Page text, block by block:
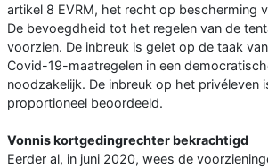
artikel 8 EVRM, het recht op bescherming
De bevoegdheid tot het regelen van de
voorzien. De inbreuk is gelet op de taak
Covid-19-maatregelen in een
noodzakelijk. De inbreuk op het privéleven
proportioneel beoordeeld.
Vonnis kortgedingrechter bekrachtigd
Eerder al, in juni 2020, wees de